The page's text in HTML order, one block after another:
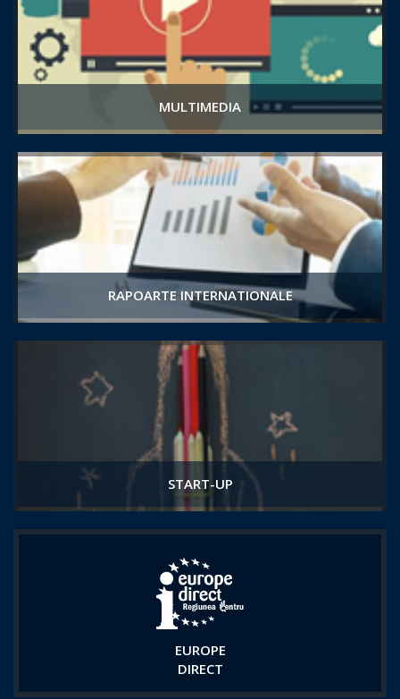
MULTIMEDIA
RAPOARTE INTERNATIONALE
START-UP
EUROPE
DIRECT